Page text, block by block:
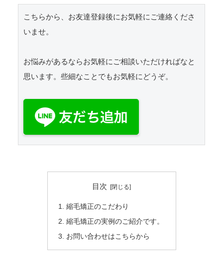
こちらから、お友達登録後にお気軽にご連絡くださ
いませ。
お悩みがあるならお気軽にご相談いただければなと
思います。些細なことでもお気軽にどうぞ。
目次
縮毛矯正のこだわり
縮毛矯正の実例のご紹介です。
お問い合わせはこちらから